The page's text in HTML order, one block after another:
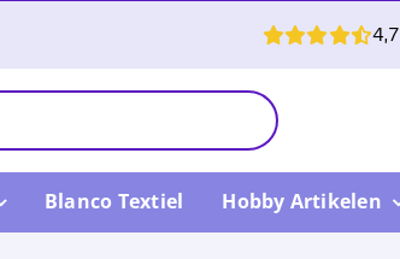
4,7
Blanco Textiel Hobby Artikelen